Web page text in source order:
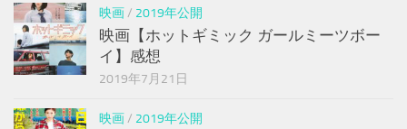
映画/ 2019年公開
映画【ホットギミック ガールミーツボー
イ】感想
2019年7月21日
映画/ 2019年公開